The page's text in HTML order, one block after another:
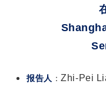
报告人 ：Zhi-Pei